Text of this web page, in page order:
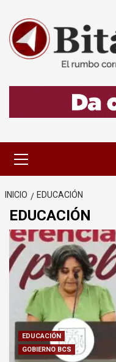
contenido
primario
INICIO EDUCACIÓN
EDUCACIÓN
EDUCACIÓN
GOBIERNO BCS